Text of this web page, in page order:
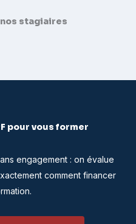
stagiaires
pour vous former
engagement : on évalue
comment financer